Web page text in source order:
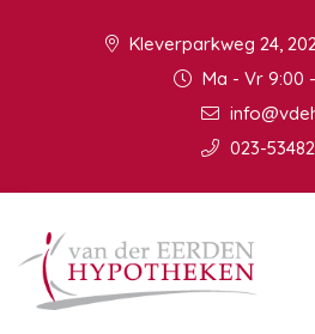
Kleverparkweg 24,
Ma - Vr 9:00
023-